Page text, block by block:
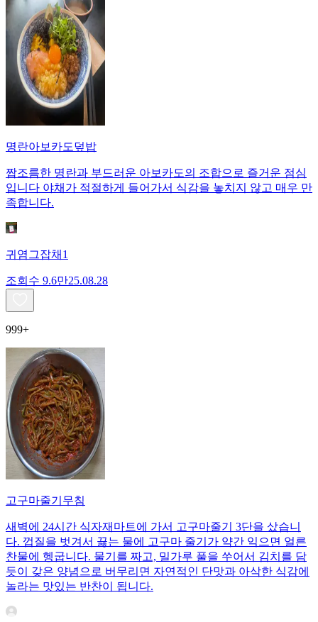
명란아보카도덮밥
짭조름한 명란과 부드러운 아보카도의 조합으로 즐거운 점심
입니다 야채가 적절하게 들어가서 식감을 놓치지 않고 매우 만
족합니다.
귀염그잡채1
조회수 9.6만25.08.28
999+
고구마줄기무침
새벽에 24시간 식자재마트에 가서 고구마줄기 3단을 샀습니
다. 껍질을 벗겨서 끓는 물에 고구마 줄기가 약간 익으면 얼른
찬물에 헹굽니다. 물기를 짜고, 밀가루 풀을 쑤어서 김치를 담
듯이 갖은 양념으로 버무리면 자연적인 단맛과 아삭한 식감에
놀라는 맛있는 반찬이 됩니다.